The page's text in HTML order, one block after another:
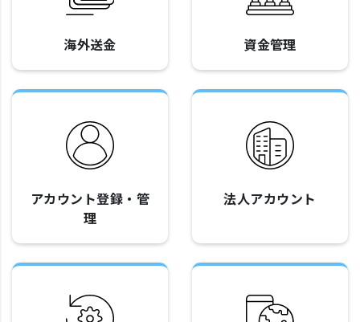
海外送金 資金管理
アカウント登録・管
理
法人アカウント